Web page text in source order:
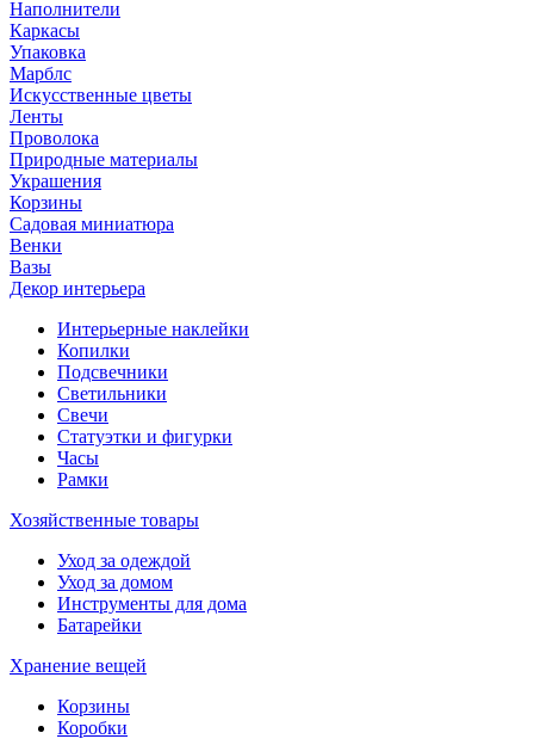
Наполнители
Каркасы
Упаковка
Марблс
Искусственные цветы
Ленты
Проволока
Природные материалы
Украшения
Корзины
Садовая миниатюра
Венки
Вазы
Декор интерьера
Интерьерные наклейки
Копилки
Подсвечники
Светильники
Свечи
Статуэтки и фигурки
Часы
Рамки
Хозяйственные товары
Уход за одеждой
Уход за домом
Инструменты для дома
Батарейки
Хранение вещей
Корзины
Коробки